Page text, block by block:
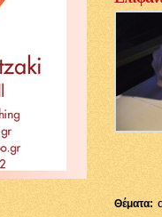
Θέματα: